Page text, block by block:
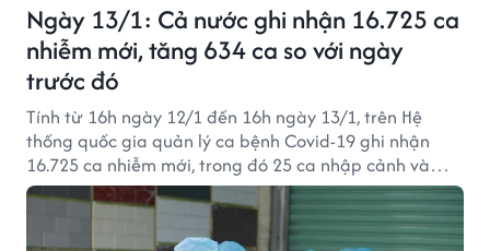
Ngày 13/1: Cả nước ghi nhận 16.725 ca
nhiễm mới, tăng 634 ca so với ngày
trước đó
Tính từ 16h ngày 12/1 đến 16h ngày 13/1, trên Hệ
thống quốc gia quản lý ca bệnh Covid-19 ghi nhận
16.725 ca nhiễm mới, trong đó 25 ca nhập cảnh và
16.700 ca ghi nhận trong nước (tăng 634 ca so với
ngày trước đó) tại 63 tỉnh, thành phố (có 10.822 ca
trong cộng đồng).